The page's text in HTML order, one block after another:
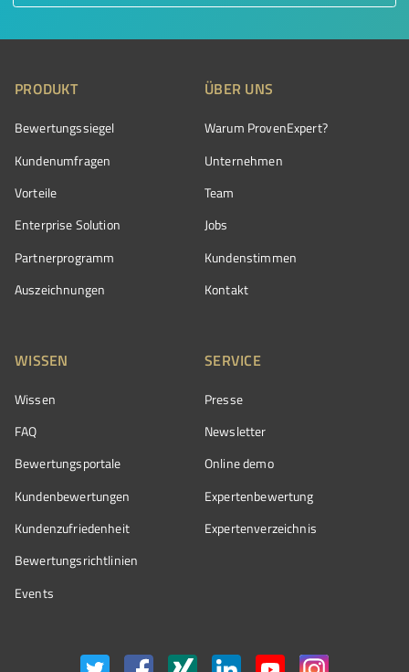
PRODUKT
Bewertungssiegel
Kundenumfragen
Vorteile
Enterprise Solution
Partnerprogramm
Auszeichnungen
ÜBER UNS
Warum ProvenExpert?
Unternehmen
Team
Jobs
Kundenstimmen
Kontakt
WISSEN
Wissen
FAQ
Bewertungsportale
Kundenbewertungen
Kundenzufriedenheit
Bewertungs­richtlinien
Events
SERVICE
Presse
Newsletter
Online demo
Expertenbewertung
Expertenverzeichnis